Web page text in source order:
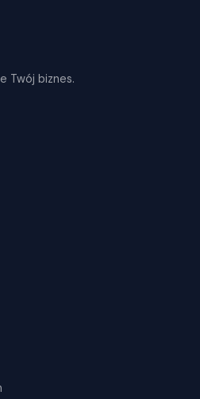
Twój biznes.